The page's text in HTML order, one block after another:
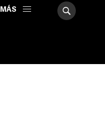
MÁS